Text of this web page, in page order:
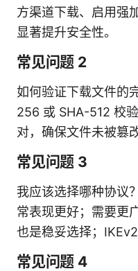
方渠道下载、启用强
显著提升安全性。
常见问题 2
如何验证下载文件的
256 或 SHA-512 校
对，确保文件未被篡改
常见问题 3
我应该选择哪种协议
常表现更好；需要更
也是稳妥选择；
常见问题 4